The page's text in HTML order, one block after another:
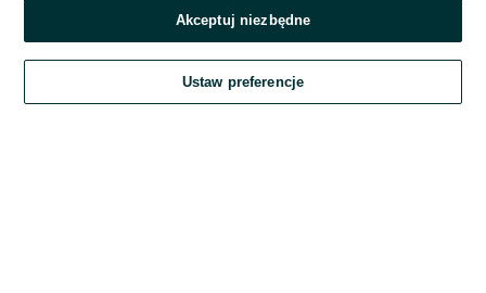
Zaloguj się
Kontynuując za pośrednictwem jednego z dostawców wskazanych powyżej,
OLX.pl w jego aktualnym brzmieniu.
Akceptuj niezbędne
Ustaw preferencje